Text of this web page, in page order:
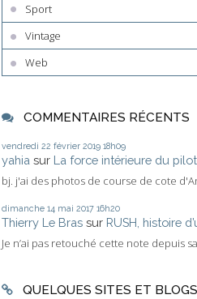
Sport
Vintage
Web
COMMENTAIRES RÉCENTS
vendredi 22 février 2019 18h09
yahia sur La force intérieure du
bj. j'ai des photos de course de cote
dimanche 14 mai 2017 16h20
Thierry Le Bras sur RUSH, histoire
Je n’ai pas retouché cette note depuis
QUELQUES SITES ET